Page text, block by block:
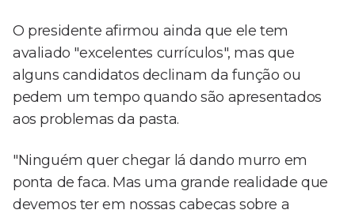
O presidente afirmou ainda que ele tem
avaliado "excelentes currículos", mas que
alguns candidatos declinam da função ou
pedem um tempo quando são apresentados
aos problemas da pasta.
"Ninguém quer chegar lá dando murro em
ponta de faca. Mas uma grande realidade que
devemos ter em nossas cabeças sobre a